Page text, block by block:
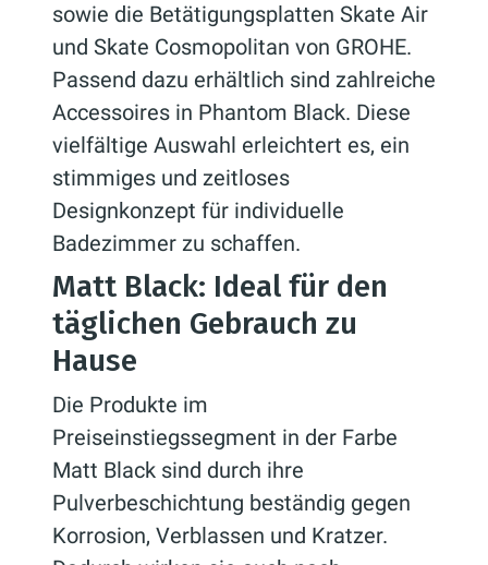
sowie die Betätigungsplatten Skate Air
und Skate Cosmopolitan von GROHE.
Passend dazu erhältlich sind zahlreiche
Accessoires in Phantom Black. Diese
vielfältige Auswahl erleichtert es, ein
stimmiges und zeitloses
Designkonzept für individuelle
Badezimmer zu schaffen.
Matt Black: Ideal für den
täglichen Gebrauch zu
Hause
Die Produkte im
Preiseinstiegssegment in der Farbe
Matt Black sind durch ihre
Pulverbeschichtung beständig gegen
Korrosion, Verblassen und Kratzer.